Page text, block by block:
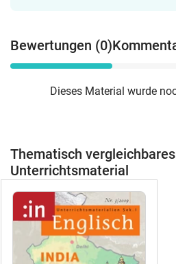
Bewertungen (0)
Dieses Material wurde
Thematisch vergleichbares
Unterrichtsmaterial